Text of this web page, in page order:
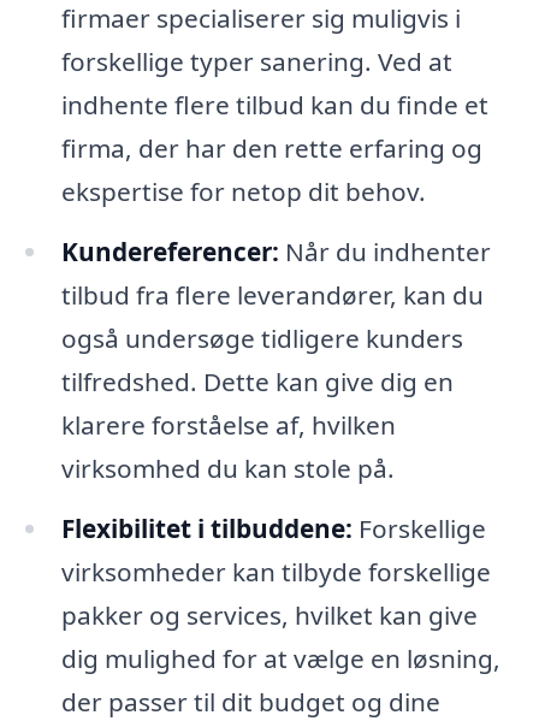
firmaer specialiserer sig muligvis i
forskellige typer sanering. Ved at
indhente flere tilbud kan du finde et
firma, der har den rette erfaring og
ekspertise for netop dit behov.
Kundereferencer: Når du indhenter
tilbud fra flere leverandører, kan du
også undersøge tidligere kunders
tilfredshed. Dette kan give dig en
klarere forståelse af, hvilken
virksomhed du kan stole på.
Flexibilitet i tilbuddene: Forskellige
virksomheder kan tilbyde forskellige
pakker og services, hvilket kan give
dig mulighed for at vælge en løsning,
der passer til dit budget og dine